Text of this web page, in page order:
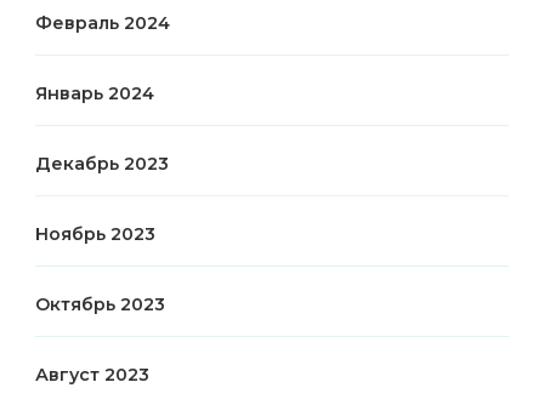
Февраль 2024
Январь 2024
Декабрь 2023
Ноябрь 2023
Октябрь 2023
Август 2023